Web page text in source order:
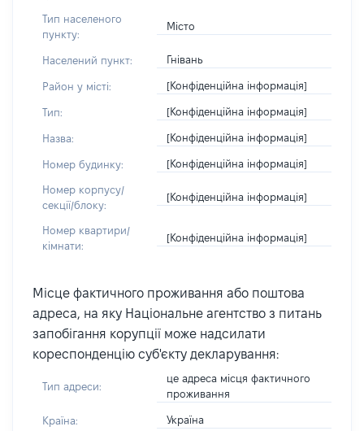
Тип населеного
пункту:
Місто
Населений пункт: Гнівань
Район у місті: [Конфіденційна інформація]
Тип: [Конфіденційна інформація]
Назва: [Конфіденційна інформація]
Номер будинку: [Конфіденційна інформація]
Номер корпусу/
секції/блоку:
[Конфіденційна інформація]
Номер квартири/
кімнати:
[Конфіденційна інформація]
Місце фактичного проживання або поштова
адреса, на яку Національне агентство з питань
запобігання корупції може надсилати
кореспонденцію суб'єкту декларування:
Тип адреси:
це адреса місця фактичного
проживання
Країна: Україна